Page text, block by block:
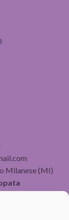
Milanese (MI)